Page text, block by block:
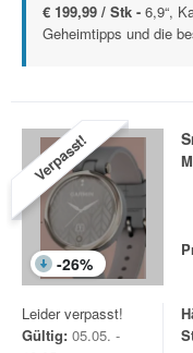
€ 199,99 / Stk - 6,9“,
Geheimtipps und die
Verpasst!
-26%
Leider verpasst!
Gültig: 05.05. -